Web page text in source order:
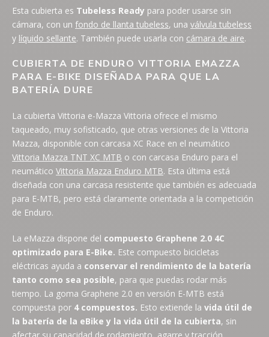
Esta cubierta es Tubeless Ready para poder usarse sin
cámara, con un fondo de llanta tubeless, una válvula tubeless
y líquido sellante. También puede usarla con cámara de aire.
CUBIERTA DE ENDURO VITTORIA EMAZZA
PARA E-BIKE DISEÑADA PARA QUE LA
BATERÍA DURE
La cubierta Vittoria e-Mazza Vittoria ofrece el mismo
taqueado, muy sofisticado, que otras versiones de la Vittoria
Mazza, disponible con carcasa XC Race en el neumático
Vittoria Mazza TNT XC MTB o con carcasa Enduro para el
neumático Vittoria Mazza Enduro MTB. Esta última está
diseñada con una carcasa resistente que también es adecuada
para E-MTB, pero está claramente orientada a la competición
de Enduro.
La eMazza dispone del compuesto Graphene 2.0 4C
optimizado para E-Bike. Este compuesto bicicletas
eléctricas ayuda a conservar el rendimiento de la batería
tanto como sea posible, para que puedas rodar más
tiempo. La goma Graphene 2.0 en versión E-MTB está
compuesta por 4 compuestos. Esto extiende la vida útil de
la batería de la eBike y la vida útil de la cubierta, sin